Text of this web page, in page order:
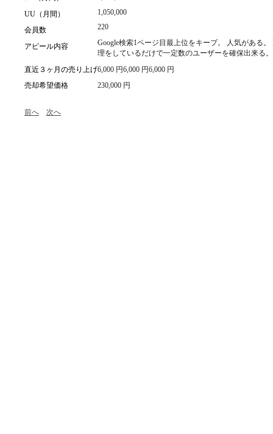
UU（月間）
1,050,000
会員数 220
アピール内容
Google検索1ページ目最上位をキープ。 人気がある
理をしているだけで一定数のユーザーを確保出来る
直近３ヶ月の売り上げ6,000 円6,000 円6,000 円
売却希望価格
230,000 円
前へ 次へ